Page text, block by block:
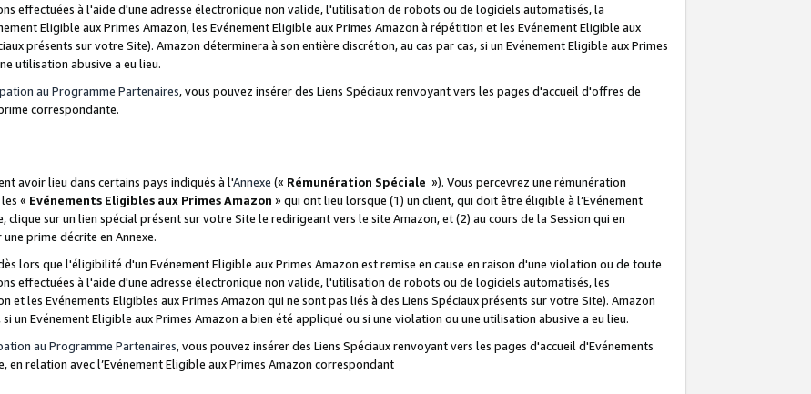
effectuées à l'aide d'une adresse électronique non valide, l'utilisation de robots ou de logiciels automatisés, la
Eligible aux Primes Amazon, les Evénement Eligible aux Primes Amazon à répétition et les Evénement Eligible aux
présents sur votre Site). Amazon déterminera à son entière discrétion, au cas par cas, si un Evénement Eligible aux Primes
utilisation abusive a eu lieu.
au Programme Partenaires, vous pouvez insérer des Liens Spéciaux renvoyant vers les pages d'accueil d'offres de
correspondante.
avoir lieu dans certains pays indiqués à l'Annexe (« Rémunération Spéciale »). Vous percevrez une rémunération
« Evénements Eligibles aux Primes Amazon » qui ont lieu lorsque (1) un client, qui doit être éligible à l’Evénement
clique sur un lien spécial présent sur votre Site le redirigeant vers le site Amazon, et (2) au cours de la Session qui en
prime décrite en Annexe.
lors que l'éligibilité d'un Evénement Eligible aux Primes Amazon est remise en cause en raison d'une violation ou de toute
effectuées à l'aide d'une adresse électronique non valide, l'utilisation de robots ou de logiciels automatisés, les
et les Evénements Eligibles aux Primes Amazon qui ne sont pas liés à des Liens Spéciaux présents sur votre Site). Amazon
un Evénement Eligible aux Primes Amazon a bien été appliqué ou si une violation ou une utilisation abusive a eu lieu.
au Programme Partenaires, vous pouvez insérer des Liens Spéciaux renvoyant vers les pages d'accueil d'Evénements
en relation avec l’Evénement Eligible aux Primes Amazon correspondant